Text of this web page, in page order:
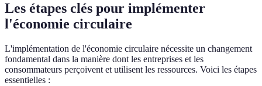
Les étapes clés pour implémenter
l'économie circulaire
L'implémentation de l'économie circulaire nécessite un changement
fondamental dans la manière dont les entreprises et les
consommateurs perçoivent et utilisent les ressources. Voici les étapes
essentielles :